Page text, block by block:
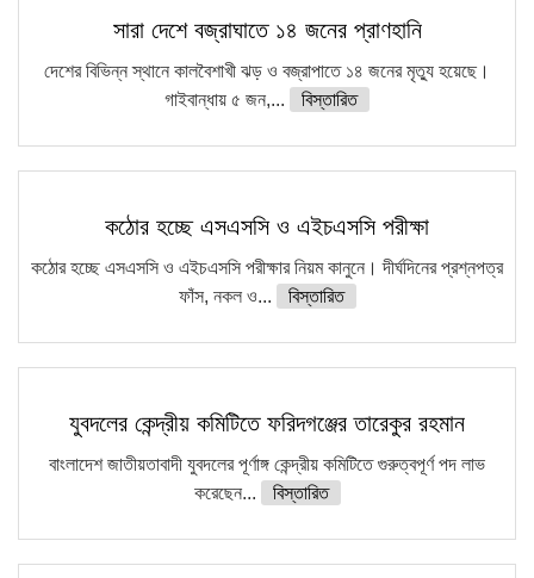
সারা দেশে বজ্রাঘাতে ১৪ জনের প্রাণহানি
দেশের বিভিন্ন স্থানে কালবৈশাখী ঝড় ও বজ্রাপাতে ১৪ জনের মৃত্যু হয়েছে।
গাইবান্ধায় ৫ জন,...
বিস্তারিত
কঠোর হচ্ছে এসএসসি ও এইচএসসি পরীক্ষা
কঠোর হচ্ছে এসএসসি ও এইচএসসি পরীক্ষার নিয়ম কানুনে। দীর্ঘদিনের প্রশ্নপত্র
ফাঁস, নকল ও...
বিস্তারিত
যুবদলের কেন্দ্রীয় কমিটিতে ফরিদগঞ্জের তারেকুর রহমান
বাংলাদেশ জাতীয়তাবাদী যুবদলের পূর্ণাঙ্গ কেন্দ্রীয় কমিটিতে গুরুত্বপূর্ণ পদ লাভ
করেছেন...
বিস্তারিত